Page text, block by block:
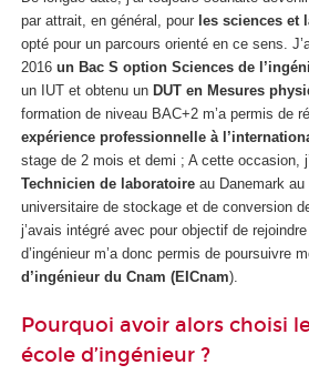
par attrait, en général, pour les sciences et
opté pour un parcours orienté en ce sens.
2016 un Bac S option Sciences de
un IUT et obtenu un DUT en Mesures
formation de niveau BAC+2 m’a permis de
expérience professionnelle à
stage de 2 mois et demi ; A cette occasion,
Technicien de laboratoire au Danemark au
universitaire de stockage et de conversion
j’avais intégré avec pour objectif de
d’ingénieur m’a donc permis de poursuivre
d’ingénieur du Cnam (EICnam).
Pourquoi avoir alors choisi
école d’ingénieur ?